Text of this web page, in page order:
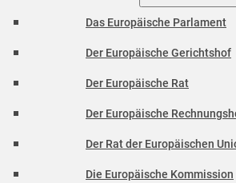
Das Europäische Parlament
Der Europäische Gerichtshof
Der Europäische Rat
Der Europäische
Der Rat der Europäischen
Die Europäische Kommission